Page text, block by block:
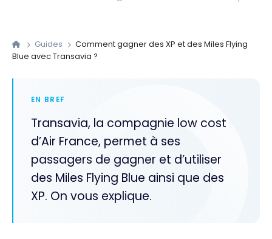
Guides
Comment gagner des XP et des Miles Flying
Blue avec Transavia ?
EN BREF
Transavia, la compagnie low cost
d’Air France, permet à ses
passagers de gagner et d’utiliser
des Miles Flying Blue ainsi que des
XP. On vous explique.